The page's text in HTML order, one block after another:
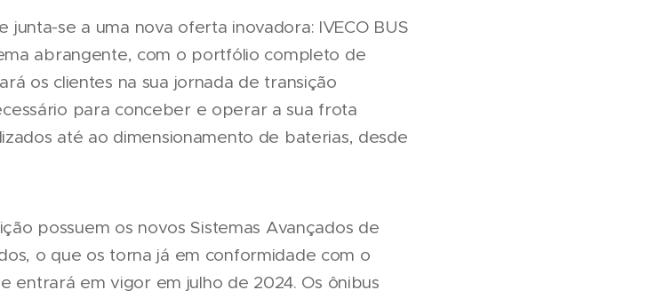
se a uma nova oferta inovadora: IVECO BUS
abrangente, com o portfólio completo de
os clientes na sua jornada de transição
para conceber e operar a sua frota
até ao dimensionamento de baterias, desde
possuem os novos Sistemas Avançados de
o que os torna já em conformidade com o
entrará em vigor em julho de 2024. Os ônibus